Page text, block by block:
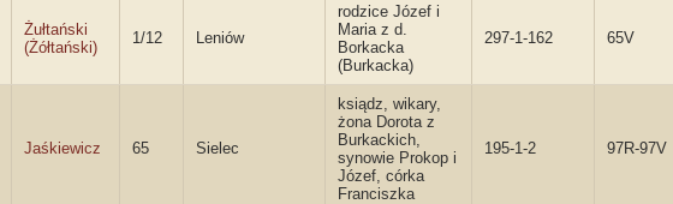
Żułtański
(Żółtański)
1/12 Leniów
rodzice Józef i
Maria z d.
Borkacka
(Burkacka)
297-1-162 65V
Jaśkiewicz 65 Sielec
ksiądz, wikary,
żona Dorota z
Burkackich,
synowie Prokop i
Józef, córka
Franciszka
195-1-2 97R-97V